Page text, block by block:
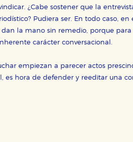
¿Cabe sostener que la
Pudiera ser. En todo caso,
la mano sin remedio, porque
carácter conversacional.
empiezan a parecer actos
hora de defender y reeditar una